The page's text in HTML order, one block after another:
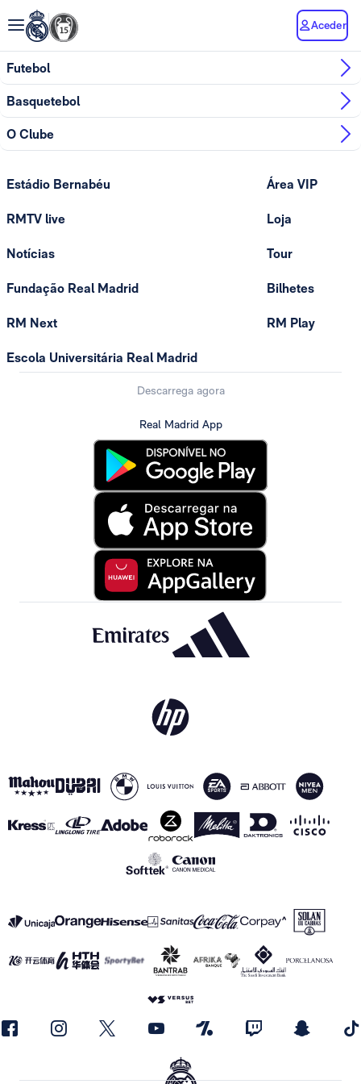
Aceder
Futebol
Basquetebol
O Clube
Estádio Bernabéu
RMTV live
Notícias
Fundação Real Madrid
RM Next
Escola Universitária Real Madrid
Área VIP
Loja
Tour
Bilhetes
RM Play
Descarrega agora
Real Madrid App